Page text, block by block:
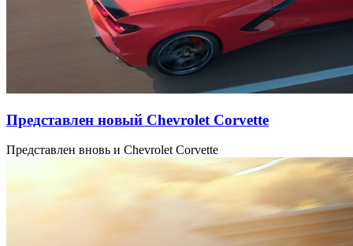
Представлен новый Chevrolet Corvette
Представлен вновь и Chevrolet Corvette